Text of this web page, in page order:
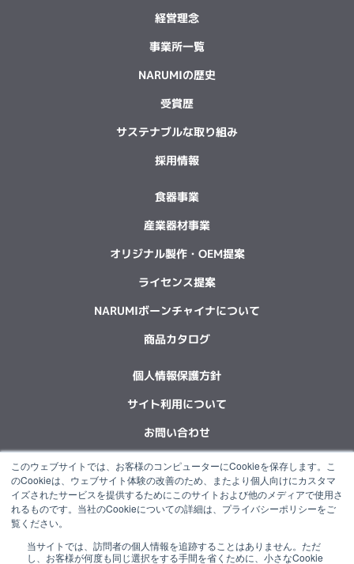
このウェブサイトでは、お客様のコンピューターにCookieを保存します。こ
のCookieは、ウェブサイト体験の改善のため、またより個人向けにカスタマ
イズされたサービスを提供するためにこのサイトおよび他のメディアで使用さ
れるものです。当社のCookieについての詳細は、プライバシーポリシーをご
覧ください。
当サイトでは、訪問者の個人情報を追跡することはありません。ただ
し、お客様が何度も同じ選択をする手間を省くために、小さなCookie
経営理念
事業所一覧
NARUMIの歴史
受賞歴
サステナブルな取り組み
採用情報
食器事業
産業器材事業
オリジナル製作・OEM提案
ライセンス提案
NARUMIボーンチャイナについて
商品カタログ
個人情報保護方針
サイト利用について
お問い合わせ
F
a
c
e
b
o
L
i
n
k
d
X
-
t
w
t
Y
o
u
t
b
I
n
s
t
g
I
n
s
t
g
“NARUMI”は石塚硝子グループの一員です。